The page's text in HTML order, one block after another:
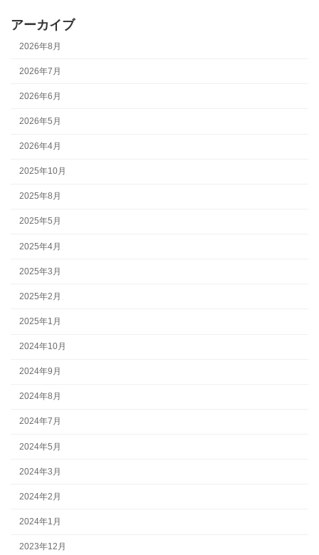
アーカイブ
2026年8月
2026年7月
2026年6月
2026年5月
2026年4月
2025年10月
2025年8月
2025年5月
2025年4月
2025年3月
2025年2月
2025年1月
2024年10月
2024年9月
2024年8月
2024年7月
2024年5月
2024年3月
2024年2月
2024年1月
2023年12月